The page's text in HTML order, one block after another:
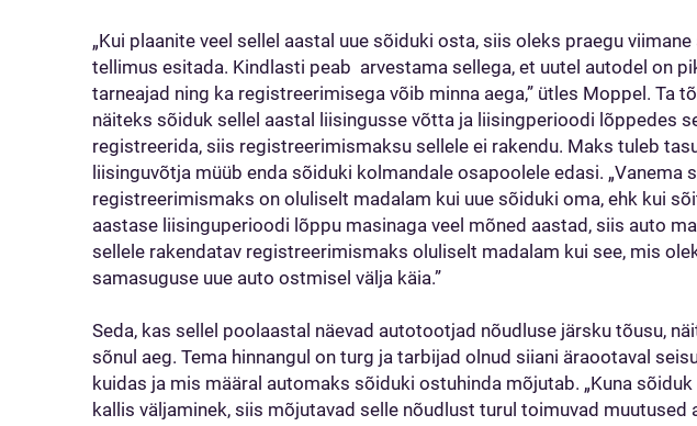
„Kui plaanite veel sellel aastal uue sõiduki osta, siis oleks praegu
tellimus esitada. Kindlasti peab arvestama sellega, et uutel autodel on
tarneajad ning ka registreerimisega võib minna aega,” ütles Moppel. Ta
näiteks sõiduk sellel aastal liisingusse võtta ja liisingperioodi lõppedes
registreerida, siis registreerimismaksu sellele ei rakendu. Maks tuleb
liisinguvõtja müüb enda sõiduki kolmandale osapoolele edasi. „Vanema
registreerimismaks on oluliselt madalam kui uue sõiduki oma, ehk kui
aastase liisinguperioodi lõppu masinaga veel mõned aastad, siis auto
sellele rakendatav registreerimismaks oluliselt madalam kui see, mis
samasuguse uue auto ostmisel välja käia.”
Seda, kas sellel poolaastal näevad autotootjad nõudluse järsku tõusu,
sõnul aeg. Tema hinnangul on turg ja tarbijad olnud siiani äraootaval
kuidas ja mis määral automaks sõiduki ostuhinda mõjutab. „Kuna sõiduk
kallis väljaminek, siis mõjutavad selle nõudlust turul toimuvad muutused